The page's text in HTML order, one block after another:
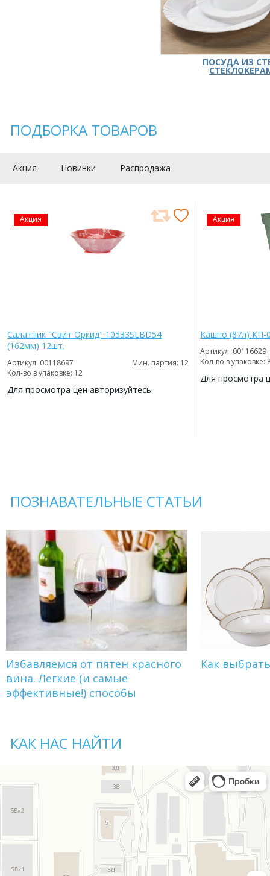
ПОСУДА ИЗ
ПОДБОРКА ТОВАРОВ
Акция Новинки Распродажа
Акция
Салатник "Свит Оркид" 10533SLBD54
(162мм) 12шт.
Артикул: 00118697
Мин. партия: 12
Кол-во в упаковке: 12
Для просмотра цен авторизуйтесь
Акция
Кашпо (87л) КП-
Артикул: 00116629
Кол-во в упаковке:
Для просмотра
ПОЗНАВАТЕЛЬНЫЕ СТАТЬИ
Избавляемся от пятен красного
вина. Легкие (и самые
эффективные!) способы
Как
КАК НАС НАЙТИ